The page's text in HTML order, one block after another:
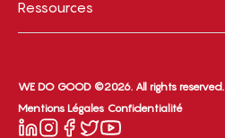
Ressources
WE DO GOOD ©2026. All rights reserved.
Mentions Légales Confidentialité